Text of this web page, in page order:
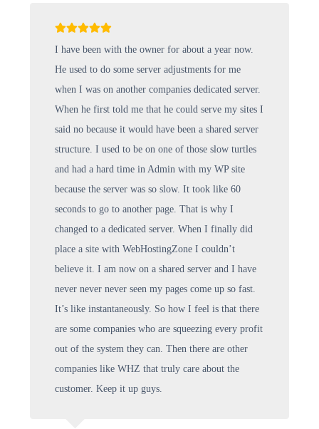
I have been with the owner for about a year now.
He used to do some server adjustments for me
when I was on another companies dedicated server.
When he first told me that he could serve my sites I
said no because it would have been a shared server
structure. I used to be on one of those slow turtles
and had a hard time in Admin with my WP site
because the server was so slow. It took like 60
seconds to go to another page. That is why I
changed to a dedicated server. When I finally did
place a site with WebHostingZone I couldn’t
believe it. I am now on a shared server and I have
never never never seen my pages come up so fast.
It’s like instantaneously. So how I feel is that there
are some companies who are squeezing every profit
out of the system they can. Then there are other
companies like WHZ that truly care about the
customer. Keep it up guys.